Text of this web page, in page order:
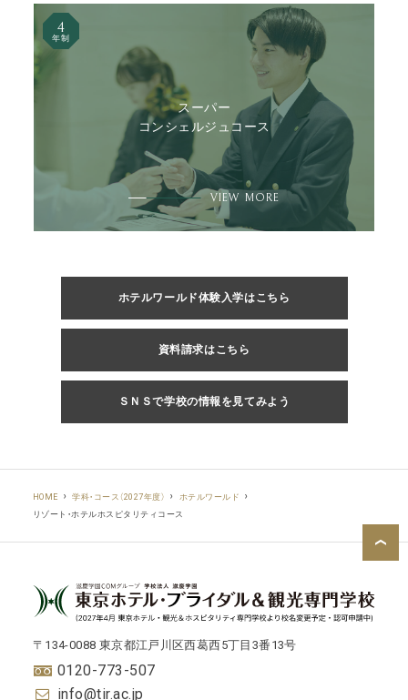
スーパー
コンシェルジュコース
4
年制
VIEW MORE
ホテルワールド体験入学はこちら
資料請求はこちら
ＳＮＳで学校の情報を見てみよう
HOME 学科・コース（2027年度）
ホテルワールド
リゾート・ホテルホスピタリティコース
〒134-0088 東京都江戸川区西葛西5丁目3番13号
0120-773-507
info@tir.ac.jp